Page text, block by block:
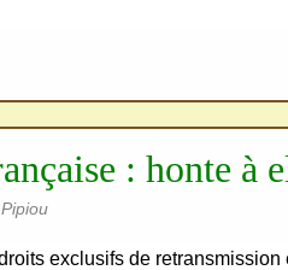
: honte à
exclusifs de